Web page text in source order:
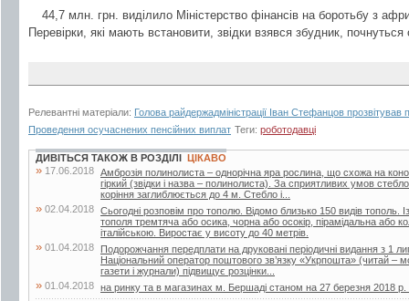
44,7 млн. грн. виділило Міністерство фінансів на боротьбу з
Перевірки, які мають встановити, звідки взявся збудник, почнуться
Релевантні матеріали: Голова райдержадміністрації Іван Стефанцов прозвітував
Проведення осучаснених пенсійних виплат Теги: роботодавці
ДИВІТЬСЯ ТАКОЖ В РОЗДІЛІ ЦІКАВО
» 17.06.2018 Амброзія полинолиста – однорічна яра рослина, що схожа на
гіркий (звідки і назва – полинолиста). За сприятливих умов
коріння заглиблюється до 4 м. Стебло і...
» 02.04.2018 Сьогодні розповім про тополю. Відомо близько 150 видів тополь.
тополя тремтяча або осика, чорна або осокір, пірамідальна
італійською. Виростає у висоту до 40 метрів.
» 01.04.2018
Подорожчання передплати на друковані періодичні видання з 1
Національний оператор поштового зв’язку «Укрпошта» (читай –
газети і журнали) підвищує розцінки...
» 01.04.2018 на ринку та в магазинах м. Бершаді станом на 27 березня 2018 р.